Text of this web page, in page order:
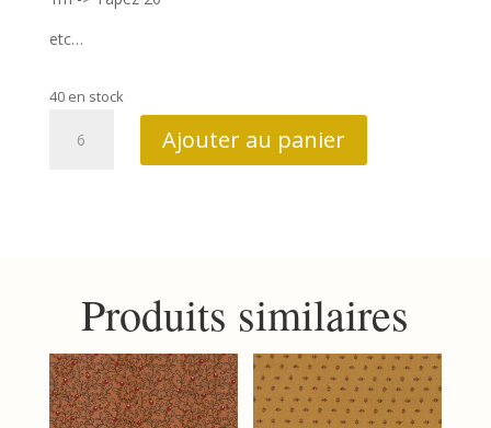
etc…
40 en stock
Ajouter au panier
Produits similaires